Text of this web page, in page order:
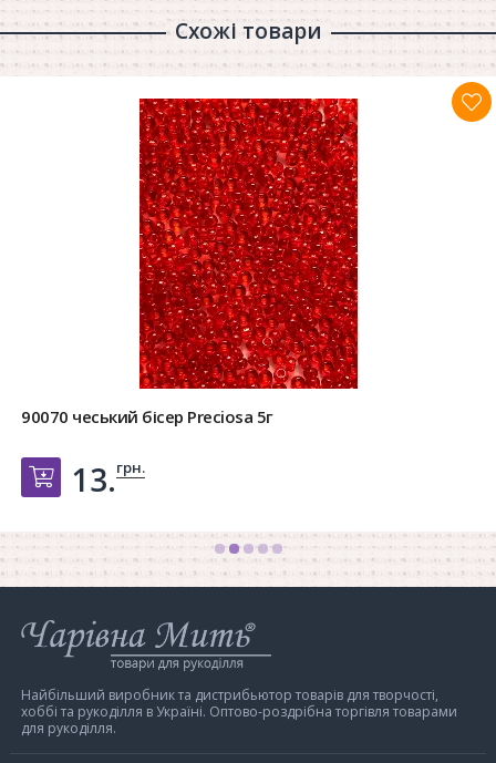
Схожі товари
90070 чеський бісер Preciosa 5г
Добавить в корзину
13.грн.
Інтернет-
магазин
Мить
Найбільший виробник та дистрибьютор товарів для творчості,
хоббі та рукоділля в Україні. Оптово-роздрібна торгівля товарами
для рукоділля.